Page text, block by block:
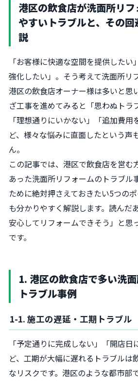
港区の飲食店が洗面所リ
やすいトラブルと、その
説
「お客様に快適な空間を提供したい
強化したい」。そう考えて洗面所リ
港区の飲食店オーナー様は多いと思
ざ工事を進めてみると「思わぬトラ
「理想通りにいかない」「追加費用
ど、様々な悩みに直面したという声
ん。
この記事では、港区で飲食店を営む
あった洗面所リフォームのトラブル
ために絶対押さえておきたい5つの
も分かりやすく解説します。読んだ
安心してリフォームできそう」と思
です。
1. 港区の飲食店で多い洗
トラブル事例
1-1. 施工の遅延・工期トラブル
「予定通りに完成しない」「開店
ど、工期が大幅に遅れるトラブルは
なリスクです。港区のような都市部